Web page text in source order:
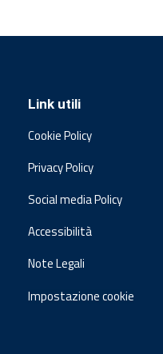
Link utili
Cookie Policy
Privacy Policy
Social media Policy
Accessibilità
Note Legali
Impostazione cookie